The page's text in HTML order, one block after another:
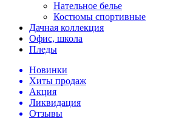
Нательное белье
Костюмы спортивные
Дачная коллекция
Офис, школа
Пледы
Новинки
Хиты продаж
Акция
Ликвидация
Отзывы